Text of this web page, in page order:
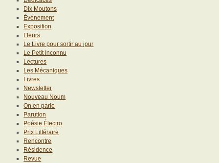
Dix Moutons
Événement
Exposition
Fleurs
Le Livre pour sortir au jour
Le Petit Inconnu
Lectures
Les Mécaniques
Livres
Newsletter
Nouveau Noum
On en parle
Parution
Poésie Électro
Prix Littéraire
Rencontre
Résidence
Revue